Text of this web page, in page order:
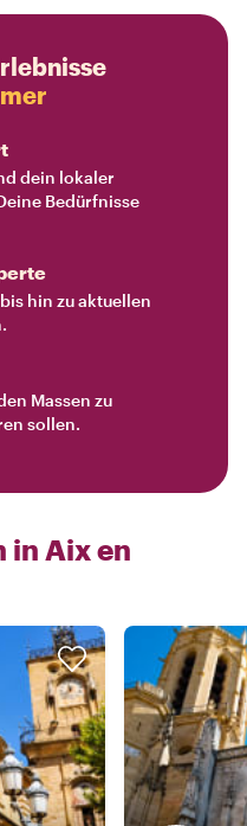
dein lokaler
Bedürfnisse
hin zu aktuellen
Massen zu
sollen.
in Aix en